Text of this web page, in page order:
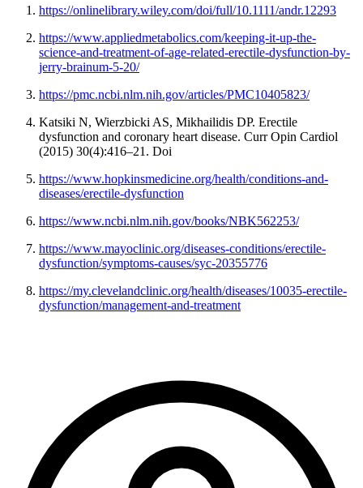
https://onlinelibrary.wiley.com/doi/full/10.1111/andr.12293
https://www.appliedmetabolics.com/keeping-it-up-the-
science-and-treatment-of-age-related-erectile-dysfunction-by-
jerry-brainum-5-20/
https://pmc.ncbi.nlm.nih.gov/articles/PMC10405823/
Katsiki N, Wierzbicki AS, Mikhailidis DP. Erectile
dysfunction and coronary heart disease. Curr Opin Cardiol
(2015) 30(4):416–21. Doi
https://www.hopkinsmedicine.org/health/conditions-and-
diseases/erectile-dysfunction
https://www.ncbi.nlm.nih.gov/books/NBK562253/
https://www.mayoclinic.org/diseases-conditions/erectile-
dysfunction/symptoms-causes/syc-20355776
https://my.clevelandclinic.org/health/diseases/10035-erectile-
dysfunction/management-and-treatment